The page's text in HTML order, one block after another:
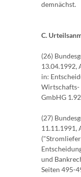
demnächst.
C.
(26)
13.04.1992,
in:
Wirtschafts-
GmbHG
(27)
11.11.1991,
und
Seiten 495-